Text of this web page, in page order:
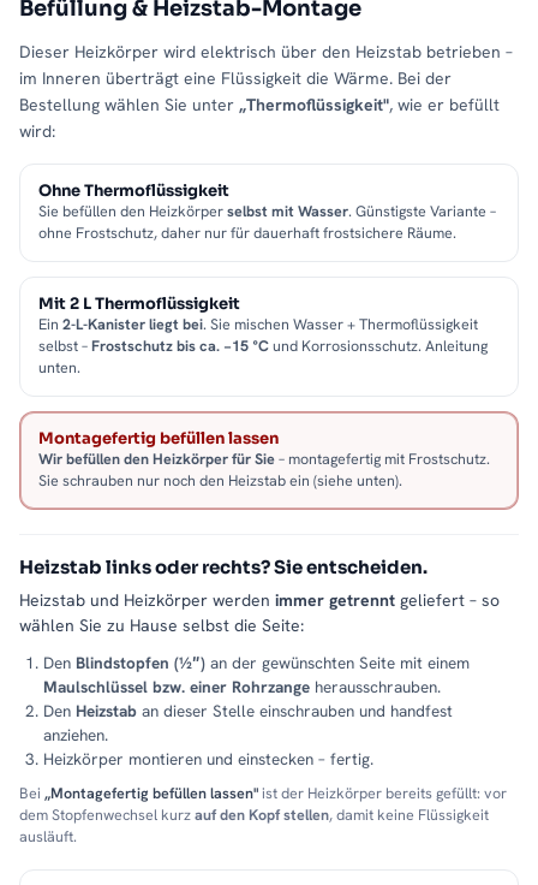
Befüllung & Heizstab-Montage
Dieser Heizkörper wird elektrisch über den Heizstab betrieben –
im Inneren überträgt eine Flüssigkeit die Wärme. Bei der
Bestellung wählen Sie unter „Thermoflüssigkeit", wie er befüllt
wird:
Ohne Thermoflüssigkeit
Sie befüllen den Heizkörperselbst mit Wasser. Günstigste Variante –
ohne Frostschutz, daher nur für dauerhaft frostsichere Räume.
Mit 2 L Thermoflüssigkeit
Ein 2-L-Kanister liegt bei. Sie mischen Wasser + Thermoflüssigkeit
selbst –Frostschutz bis ca. −15 °Cund Korrosionsschutz. Anleitung
unten.
Montagefertig befüllen lassen
Wir befüllen den Heizkörper für Sie– montagefertig mit Frostschutz.
Sie schrauben nur noch den Heizstab ein (siehe unten).
Heizstab links oder rechts? Sie entscheiden.
Heizstab und Heizkörper werden immer getrennt geliefert – so
wählen Sie zu Hause selbst die Seite:
Den Blindstopfen (½″) an der gewünschten Seite mit einem
Maulschlüssel bzw. einer Rohrzange herausschrauben.
Den Heizstab an dieser Stelle einschrauben und handfest
anziehen.
Heizkörper montieren und einstecken – fertig.
Bei „Montagefertig befüllen lassen"ist der Heizkörper bereits gefüllt: vor
dem Stopfenwechsel kurzauf den Kopf stellen, damit keine Flüssigkeit
ausläuft.